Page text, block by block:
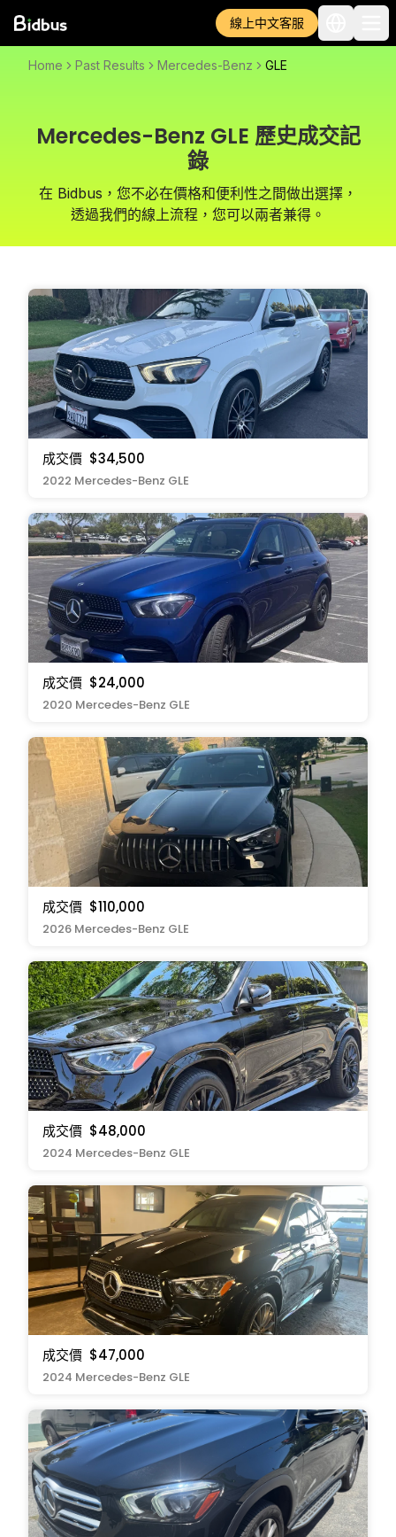
線上中文客服
Home Past Results Mercedes-Benz GLE
Mercedes-Benz GLE 歷史成交記
錄
在 Bidbus，您不必在價格和便利性之間做出選擇，
透過我們的線上流程，您可以兩者兼得。
成交價 $34,500
2022 Mercedes-Benz GLE
成交價 $24,000
2020 Mercedes-Benz GLE
成交價 $110,000
2026 Mercedes-Benz GLE
成交價 $48,000
2024 Mercedes-Benz GLE
成交價 $47,000
2024 Mercedes-Benz GLE